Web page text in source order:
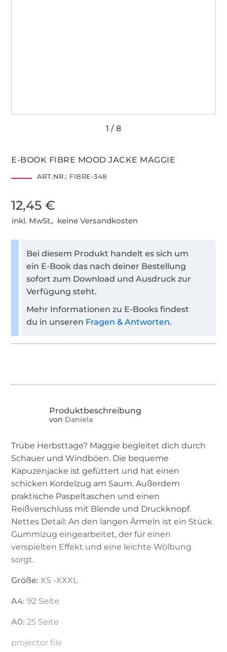
E-BOOK FIBRE MOOD JACKE MAGGIE
ART.NR.: FIBRE-348
12,45 €
inkl. MwSt., keine Versandkosten
Bei diesem Produkt handelt es sich um
ein E-Book das nach deiner Bestellung
sofort zum Download und Ausdruck zur
Verfügung steht.
Mehr Informationen zu E-Books findest
du in unseren Fragen & Antworten.
von Daniela
Trübe Herbsttage? Maggie begleitet dich durch
Schauer und Windböen. Die bequeme
Kapuzenjacke ist gefüttert und hat einen
schicken Kordelzug am Saum. Außerdem
praktische Paspeltaschen und einen
Reißverschluss mit Blende und Druckknopf.
Nettes Detail: An den langen Ärmeln ist ein Stück
Gummizug eingearbeitet, der für einen
verspielten Effekt und eine leichte Wölbung
sorgt.
Größe: XS -XXXL
A4: 92 Seite
A0: 25 Seite
projector file